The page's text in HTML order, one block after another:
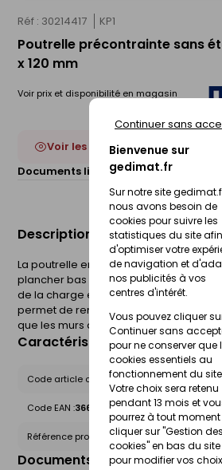
Bienvenue sur
gedimat.fr
Sur notre site
nous avons besoin de
cookies pour suivre les
statistiques du site afin
d'optimiser votre
de navigation et
nos publicités à vos
centres d'intérêt.
Vous pouvez cliquer
Continuer sans
pour ne conserver que
cookies essentiels au
fonctionnement du
Votre choix sera retenu
pendant 13 mois et
pourrez à tout moment
cliquer sur "Gestion des
cookies" en bas du site
pour modifier vos
Continuer sans
Réf : 30214417 KP1
Poutrelle précontrainte sans
x 120 mm
Voir prix et disponibilité en magasin
Voir les 17 déclinaisons
Documents liés :
Fiche technique
Description du produit
La poutrelle en béton précontraint
plancher bas 13+4 sans étais sur vide
de la charge est réparti sur les appuis
permet de remplacer les éléments
que les murs de refend.
Caractéristiques du produit
Code article chez le fournisseur :27459
Code EAN :3660073274592
Référence produit nationale Gedimat :
Documents liés